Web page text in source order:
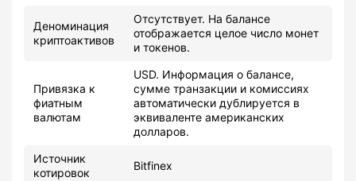
Деноминация
криптоактивов
Отсутствует. На балансе
отображается целое число монет
и токенов.
Привязка к
фиатным
валютам
USD. Информация о балансе,
сумме транзакции и комиссиях
автоматически дублируется в
эквиваленте американских
долларов.
Источник
котировок
Bitfinex